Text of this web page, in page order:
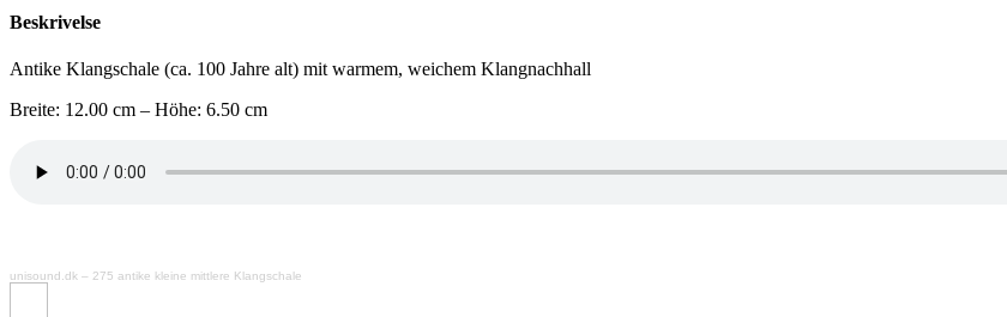
Beskrivelse
Antike Klangschale (ca. 100 Jahre alt) mit warmem, weichem Klangnachhall
Breite: 12.00 cm – Höhe: 6.50 cm
unisound.dk – 275 antike kleine mittlere Klangschale